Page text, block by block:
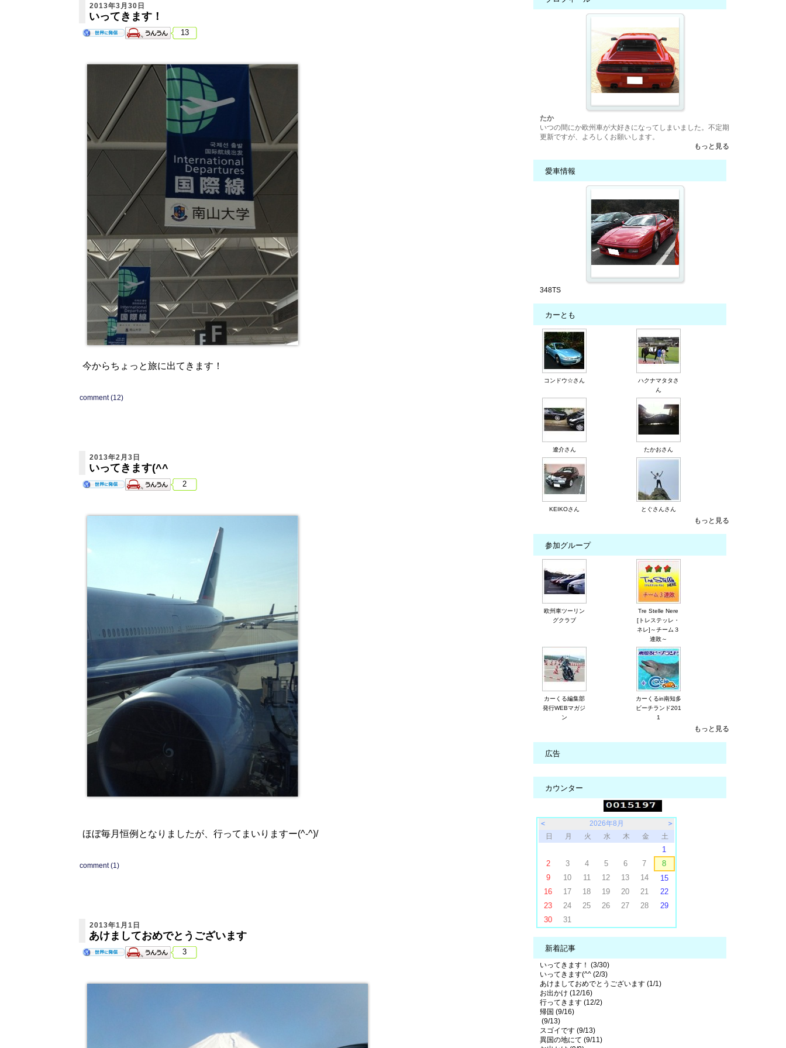
2013年3月30日
いってきます！
13
今からちょっと旅に出てきます！
comment (12)
2013年2月3日
いってきます(^^
2
ほぼ毎月恒例となりましたが、行ってまいりますー(^-^)/
comment (1)
2013年1月1日
あけましておめでとうございます
3
たか
いつの間にか欧州車が大好きになってしまいました。不定期
更新ですが、よろしくお願いします。
もっと見る
愛車情報
348TS
カーとも
コンドウ☆さん
ハクナマタタさ
ん
遼介さん たかおさん
KEIKOさん とぐさんさん
もっと見る
参加グループ
欧州車ツーリン
グクラブ
Tre Stelle Nere
[トレステッレ・
ネレ]～チーム３
連敗～
カーくる編集部
発行WEBマガジ
ン
カーくるin南知多
ビーチランド201
1
もっと見る
広告
カウンター
＜ 2026年8月
＞
日
月 火 水 木 金 土
1
2
3 4 5 6 7
8
9
10 11 12 13 14
15
16
17 18 19 20 21
22
23
24 25 26 27 28
29
30
31
新着記事
いってきます！ (3/30)
いってきます(^^ (2/3)
あけましておめでとうございます (1/1)
お出かけ (12/16)
行ってきます (12/2)
帰国 (9/16)
(9/13)
スゴイです (9/13)
異国の地にて (9/11)